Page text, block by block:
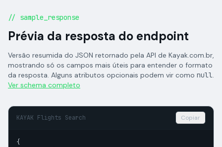
// sample_response
Prévia da resposta do endpoint
Versão resumida do JSON retornado pela API de Kayak.com.br,
mostrando só os campos mais úteis para entender o formato
da resposta. Alguns atributos opcionais podem vir como null.
Ver schema completo
KAYAK Flights Search Copiar
{